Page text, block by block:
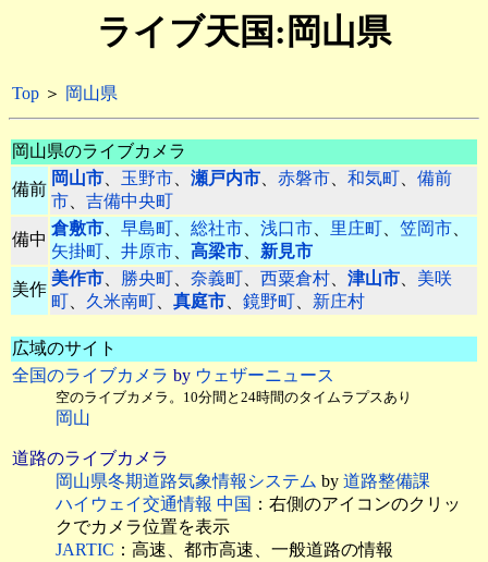
ライブ天国:岡山県
Top ＞ 岡山県
岡山県のライブカメラ
備前
岡山市、 玉野市、 瀬戸内市、 赤磐市、 和気町、 備前
市、 吉備中央町
備中
倉敷市、 早島町、 総社市、 浅口市、 里庄町、 笠岡市、
矢掛町、 井原市、 高梁市、 新見市
美作
美作市、 勝央町、 奈義町、 西粟倉村、 津山市、 美咲
町、 久米南町、 真庭市、 鏡野町、 新庄村
広域のサイト
全国のライブカメラ by ウェザーニュース
空のライブカメラ。10分間と24時間のタイムラプスあり
岡山
道路のライブカメラ
岡山県冬期道路気象情報システム by 道路整備課
ハイウェイ交通情報 中国 ：右側のアイコンのクリッ
クでカメラ位置を表示
JARTIC ：高速、都市高速、一般道路の情報